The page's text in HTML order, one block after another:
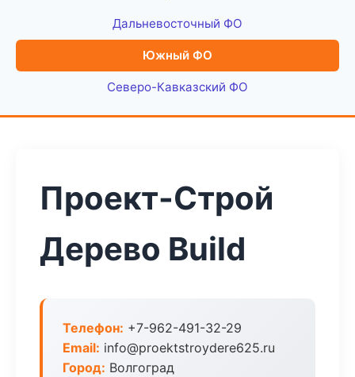
Дальневосточный ФО
Южный ФО
Северо-Кавказский ФО
Проект-Строй
Дерево Build
Телефон: +7-962-491-32-29
Email: info@proektstroydere625.ru
Город: Волгоград